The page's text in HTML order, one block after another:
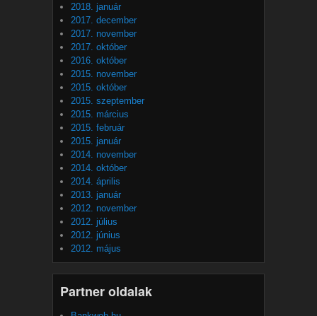
2018. január
2017. december
2017. november
2017. október
2016. október
2015. november
2015. október
2015. szeptember
2015. március
2015. február
2015. január
2014. november
2014. október
2014. április
2013. január
2012. november
2012. július
2012. június
2012. május
Partner oldalak